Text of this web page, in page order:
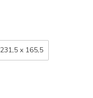
231,5 x 165,5